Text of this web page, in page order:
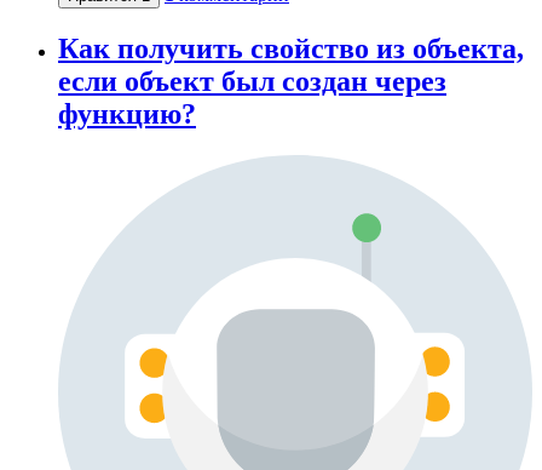
Как получить свойство из объекта,
если объект был создан через
функцию?